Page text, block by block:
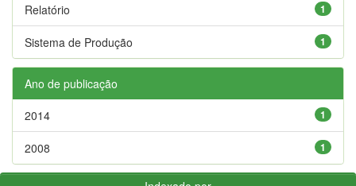
1
Relatório
1
Sistema de Produção
Ano de publicação
1
2014
1
2008